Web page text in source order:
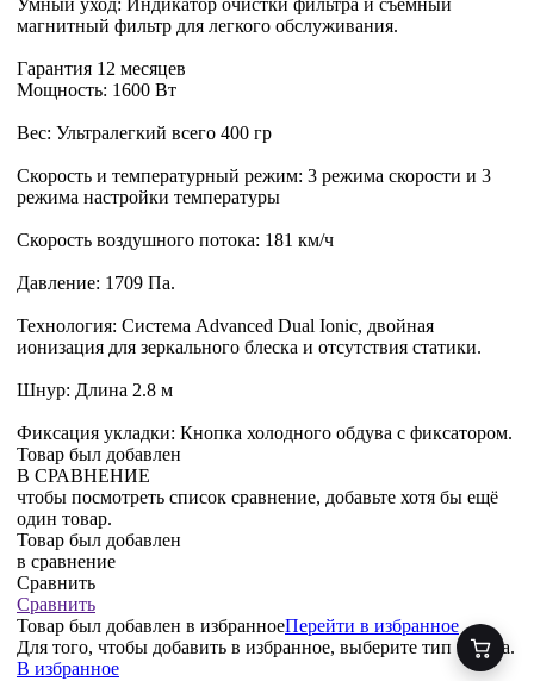
Умный уход: Индикатор очистки фильтра и съемный
магнитный фильтр для легкого обслуживания.
Гарантия 12 месяцев
Мощность: 1600 Вт
Вес: Ультралегкий всего 400 гр
Скорость и температурный режим: 3 режима скорости и 3
режима настройки температуры
Скорость воздушного потока: 181 км/ч
Давление: 1709 Па.
Технология: Система Advanced Dual Ionic, двойная
ионизация для зеркального блеска и отсутствия статики.
Шнур: Длина 2.8 м
Фиксация укладки: Кнопка холодного обдува с фиксатором.
Товар был добавлен
В СРАВНЕНИЕ
чтобы посмотреть список сравнение, добавьте хотя бы ещё
один товар.
Товар был добавлен
в сравнение
Сравнить
Сравнить
Товар был добавлен в избранноеПерейти в избранное
Для того, чтобы добавить в избранное, выберите тип товара.
В избранное